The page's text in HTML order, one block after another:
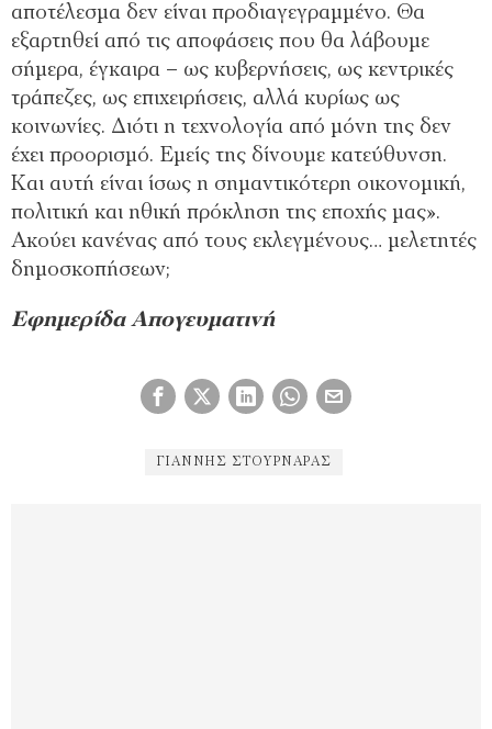
αποτέλεσμα δεν είναι προδιαγεγραμμένο. Θα
εξαρτηθεί από τις αποφάσεις που θα λάβουμε
σήμερα, έγκαιρα – ως κυβερνήσεις, ως κεντρικές
τράπεζες, ως επιχειρήσεις, αλλά κυρίως ως
κοινωνίες. Διότι η τεχνολογία από μόνη της δεν
έχει προορισμό. Εμείς της δίνουμε κατεύθυνση.
Και αυτή είναι ίσως η σημαντικότερη οικονομική,
πολιτική και ηθική πρόκληση της εποχής μας».
Ακούει κανένας από τους εκλεγμένους… μελετητές
δημοσκοπήσεων;
Εφημερίδα Απογευματινή
ΓΙΆΝΝΗΣ ΣΤΟΥΡΝΆΡΑΣ